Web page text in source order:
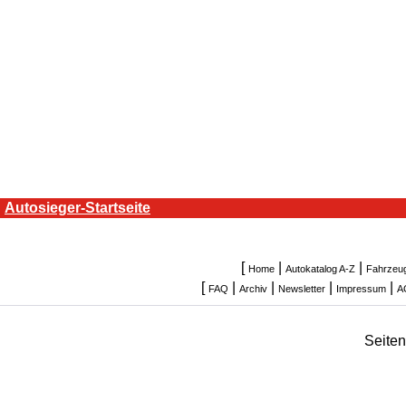
Autosieger-Startseite
[ Home| Autokatalog A-Z|
[ FAQ Archiv Newsletter Impressum